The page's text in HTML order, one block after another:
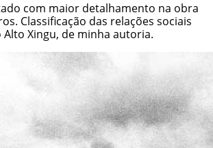
com maior detalhamento na obra
Classificação das relações sociais
Alto Xingu, de minha autoria.